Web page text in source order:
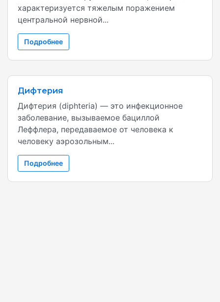
характеризуется тяжелым поражением
центральной нервной...
Подробнее
Дифтерия
Дифтерия (diphteria) — это инфекционное
заболевание, вызываемое бациллой
Леффлера, передаваемое от человека к
человеку аэрозольным...
Подробнее